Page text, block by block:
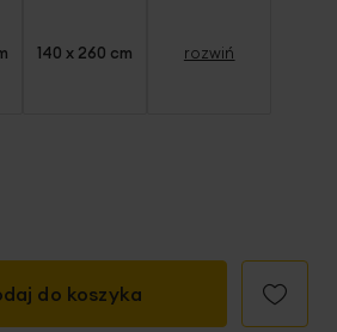
140 x 260 cm rozwiń
do koszyka